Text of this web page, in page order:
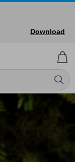
Download